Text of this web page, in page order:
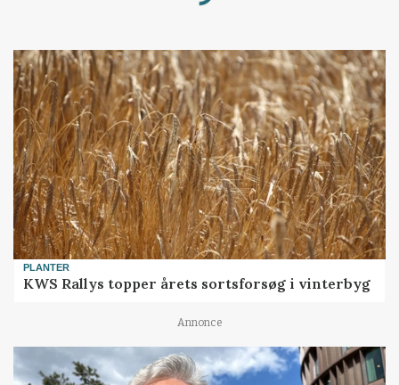
PLANTER
KWS Rallys topper årets sortsforsøg i vinterbyg
Annonce